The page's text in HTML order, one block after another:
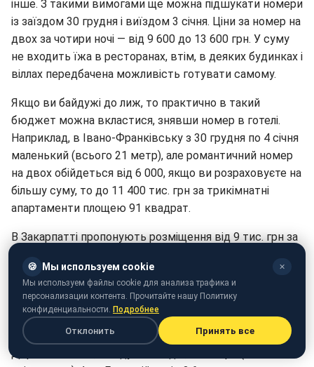
інше. З такими вимогами ще можна підшукати номери
із заїздом 30 грудня і виїздом 3 січня. Ціни за номер на
двох за чотири ночі — від 9 600 до 13 600 грн. У суму
не входить їжа в ресторанах, втім, в деяких будинках і
віллах передбачена можливість готувати самому.
Якщо ви байдужі до лиж, то практично в такий
бюджет можна вкластися, знявши номер в готелі.
Наприклад, в Івано-Франківську з 30 грудня по 4 січня
маленький (всього 21 метр), але романтичний номер
на двох обійдеться від 6 000, якщо ви розраховуєте на
більшу суму, то до 11 400 тис. грн за трикімнатні
апартаменти площею 91 квадрат.
В Закарпатті пропонують розміщення від 9 тис. грн за
зайнято 66% номерів, виставлених на сайті.
Одеса взимку теж не пустує, хоча холодне море —
задоволення на любителя. Тут знайдеться що робити
в будь-яку погоду. П'ять днів на двох на
Дерибасівській, обійдуться від 8,2 тис. грн (зі
🍪 Мы используем cookie ✕
Мы используем файлы cookie для анализа трафика и
персонализации контента. Прочитайте нашу Политику
конфиденциальности. Подробнее
Отклонить Принять все